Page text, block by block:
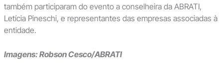
também participaram do evento a conselheira da ABRATI,
Letícia Pineschi, e representantes das empresas associadas à
entidade.
Imagens:Robson Cesco/ABRATI